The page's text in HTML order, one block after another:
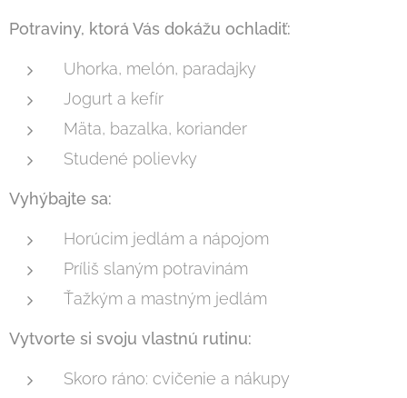
Potraviny, ktorá Vás dokážu ochladiť:
Uhorka, melón, paradajky
Jogurt a kefír
Mäta, bazalka, koriander
Studené polievky
Vyhýbajte sa:
Horúcim jedlám a nápojom
Príliš slaným potravinám
Ťažkým a mastným jedlám
Vytvorte si svoju vlastnú rutinu:
Skoro ráno: cvičenie a nákupy